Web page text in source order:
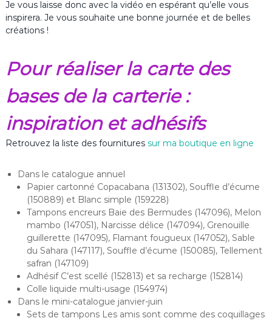
Je vous laisse donc avec la vidéo en espérant qu’elle vous
inspirera. Je vous souhaite une bonne journée et de belles
créations !
Pour réaliser la carte des
bases de la carterie :
inspiration et adhésifs
Retrouvez la liste des fournitures sur ma boutique en ligne
Dans le catalogue annuel
Papier cartonné Copacabana (131302), Souffle d’écume
(150889) et Blanc simple (159228)
Tampons encreurs Baie des Bermudes (147096), Melon
mambo (147051), Narcisse délice (147094), Grenouille
guillerette (147095), Flamant fougueux (147052), Sable
du Sahara (147117), Souffle d’écume (150085), Tellement
safran (147109)
Adhésif C’est scellé (152813) et sa recharge (152814)
Colle liquide multi-usage (154974)
Dans le mini-catalogue janvier-juin
Sets de tampons Les amis sont comme des coquillages